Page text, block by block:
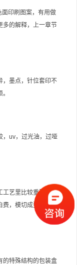
印刷图案，有用做
多的解释，上一章节
，墨点，针位套印不
，uv，过光油，过哑
工艺里比较重要的环
费，模切成型注意压
的特殊结构的包装盒